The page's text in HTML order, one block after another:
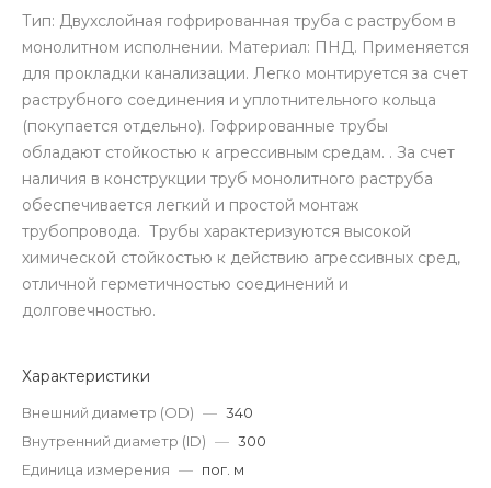
Тип: Двухслойная гофрированная труба с раструбом в
монолитном исполнении. Материал: ПНД. Применяется
для прокладки канализации. Легко монтируется за счет
раструбного соединения и уплотнительного кольца
(покупается отдельно). Гофрированные трубы
обладают стойкостью к агрессивным средам. . За счет
наличия в конструкции труб монолитного раструба
обеспечивается легкий и простой монтаж
трубопровода. Трубы характеризуются высокой
химической стойкостью к действию агрессивных сред,
отличной герметичностью соединений и
долговечностью.
Характеристики
Внешний диаметр (OD) — 340
Внутренний диаметр (ID) — 300
Единица измерения — пог. м